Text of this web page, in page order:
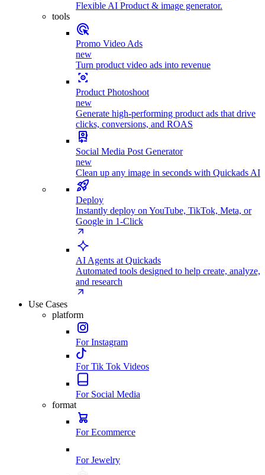
Flexible AI Product & image generator.
tools
Promo Video Ads
new
Turn product video ads into revenue
Product Photoshoot
new
Generate high-performing product ads that drive
clicks, conversions, and ROAS
Social Media Post Generator
new
Clean up any image in seconds with Quickads AI
Deploy
Instantly deploy on YouTube, TikTok, Meta, or
Google in 1-Click
AI Agents at Quickads
Automated tools designed to help create, analyze,
and research
Use Cases
platform
For Instagram
For Tik Tok Videos
For Social Media
format
For Ecommerce
For Jewelry